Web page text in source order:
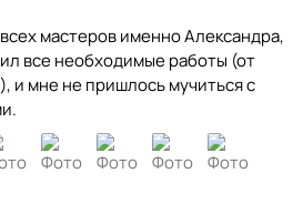
мастеров именно Александра,
все необходимые работы (от
и мне не пришлось мучиться с